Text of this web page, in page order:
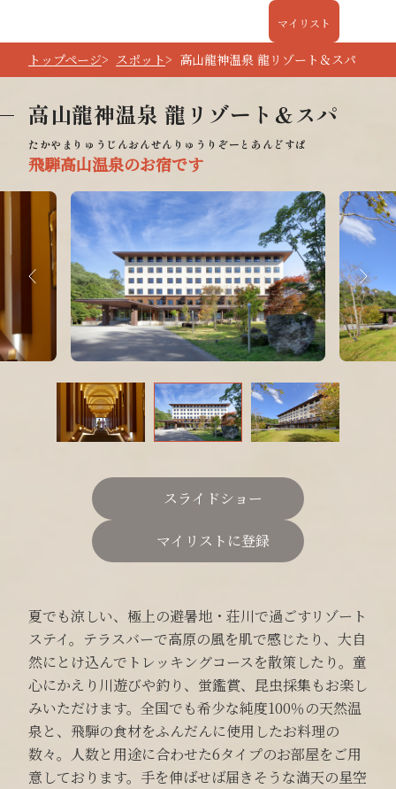
マイリスト
トップページ スポット 高山龍神温泉 龍リゾート＆スパ
高山龍神温泉 龍リゾート＆スパ
飛騨高山温泉のお宿です
夏でも涼しい、極上の避暑地・荘川で過ごすリゾート
ステイ。テラスバーで高原の風を肌で感じたり、大自
然にとけ込んでトレッキングコースを散策したり。童
心にかえり川遊びや釣り、蛍鑑賞、昆虫採集もお楽し
みいただけます。全国でも希少な純度100％の天然温
泉と、飛騨の食材をふんだんに使用したお料理の
数々。人数と用途に合わせた6タイプのお部屋をご用
意しております。手を伸ばせば届きそうな満天の星空
スライドショー
マイリストに登録